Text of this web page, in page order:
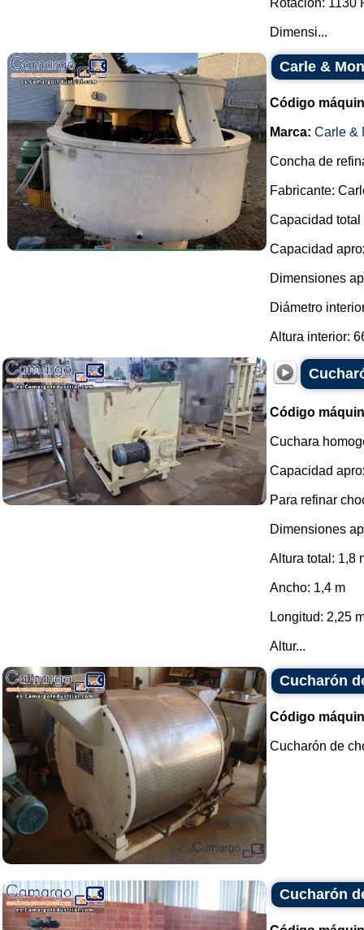
Rotación: 1130
Dimensi...
Carle &
Código
Marca: Carle &
Concha de
Fabricante:
Capacidad
Capacidad
Dimensiones
Diámetro
Altura interior:
Código
Cuchara
Capacidad
Para refinar
Dimensiones
Altura total: 1,8
Ancho: 1,4 m
Longitud: 2,25
Altur...
Cucharón
Código
Cucharón de
Cucharón